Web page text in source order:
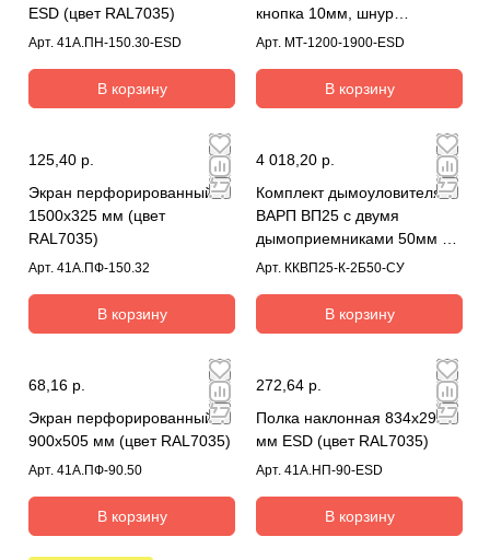
ESD (цвет RAL7035)
Арт. 41А.ПН-150.30-ESD
В корзину
кнопка 10мм, шнур
заземления
Арт. МТ-1200-1900-ESD
В корзину
125,40 р.
Экран перфорированный
1500х325 мм (цвет
RAL7035)
Арт. 41А.ПФ-150.32
В корзину
4 018,20 р.
Комплект дымоуловителя
ВАРП ВП25 с двумя
дымоприемниками 50мм с
креплением на блок
Арт. ККВП25-К-2Б50-СУ
В корзину
68,16 р.
Экран перфорированный
900х505 мм (цвет RAL7035)
Арт. 41А.ПФ-90.50
В корзину
272,64 р.
Полка наклонная 834х295
мм ESD (цвет RAL7035)
Арт. 41А.НП-90-ESD
В корзину